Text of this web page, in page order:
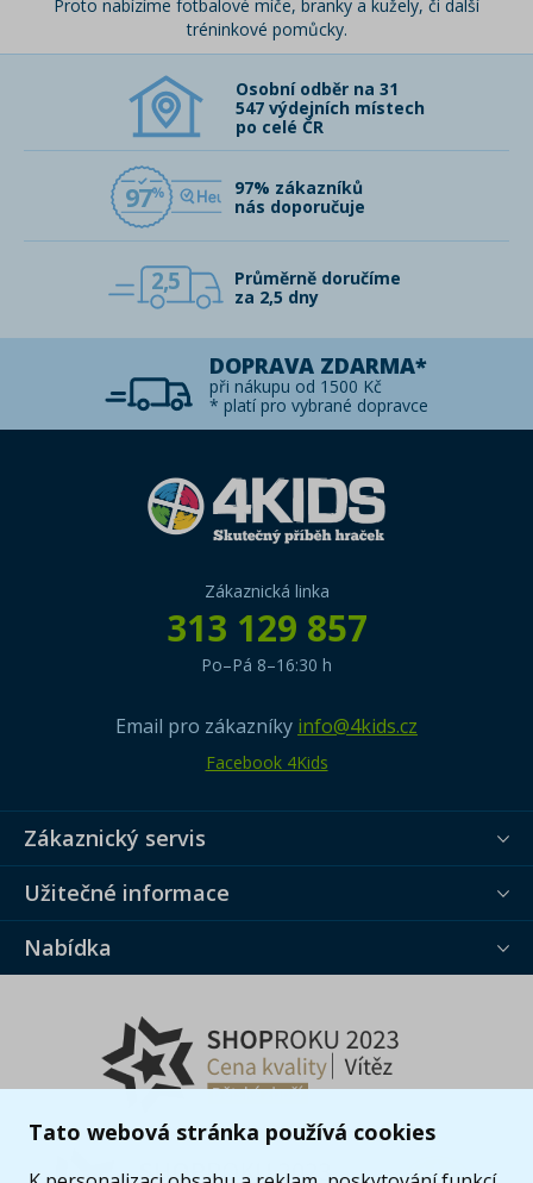
Tato webová stránka používá cookies
Proto nabízíme fotbalové míče, branky a kužely, či další
tréninkové pomůcky.
Osobní odběr na 31
547 výdejních místech
po celé ČR
97
97% zákazníků
nás doporučuje
2,5
Průměrně doručíme
za 2,5 dny
DOPRAVA ZDARMA*
při nákupu od 1500 Kč
* platí pro vybrané dopravce
Zákaznická linka
313 129 857
Po–Pá 8–16:30 h
Email pro zákazníky info@4kids.cz
Facebook 4Kids
Zákaznický servis
Užitečné informace
Nabídka